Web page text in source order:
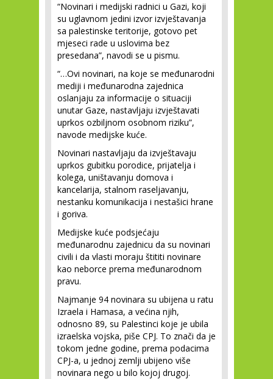
“Novinari i medijski radnici u Gazi, koji
su uglavnom jedini izvor izvještavanja
sa palestinske teritorije, gotovo pet
mjeseci rade u uslovima bez
presedana”, navodi se u pismu.
“…Ovi novinari, na koje se međunarodni
mediji i međunarodna zajednica
oslanjaju za informacije o situaciji
unutar Gaze, nastavljaju izvještavati
uprkos ozbiljnom osobnom riziku”,
navode medijske kuće.
Novinari nastavljaju da izvještavaju
uprkos gubitku porodice, prijatelja i
kolega, uništavanju domova i
kancelarija, stalnom raseljavanju,
nestanku komunikacija i nestašici hrane
i goriva.
Medijske kuće podsjećaju
međunarodnu zajednicu da su novinari
civili i da vlasti moraju štititi novinare
kao neborce prema međunarodnom
pravu.
Najmanje 94 novinara su ubijena u ratu
Izraela i Hamasa, a većina njih,
odnosno 89, su Palestinci koje je ubila
izraelska vojska, piše CPJ. To znači da je
tokom jedne godine, prema podacima
CPJ-a, u jednoj zemlji ubijeno više
novinara nego u bilo kojoj drugoj.